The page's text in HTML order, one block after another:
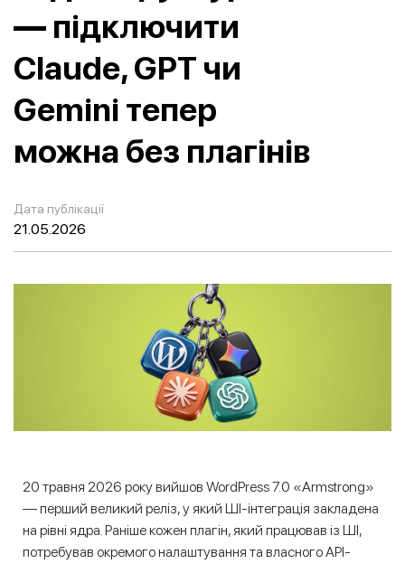
— підключити
Claude, GPT чи
Gemini тепер
можна без плагінів
Дата публікації
21.05.2026
20 травня 2026 року вийшов WordPress 7.0 «Armstrong»
— перший великий реліз, у який ШІ-інтеграція закладена
на рівні ядра. Раніше кожен плагін, який працював із ШІ,
потребував окремого налаштування та власного API-